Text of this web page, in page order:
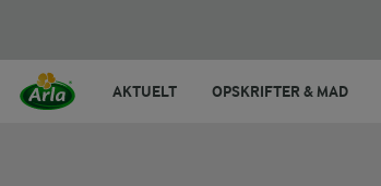
AKTUELT OPSKRIFTER & MAD